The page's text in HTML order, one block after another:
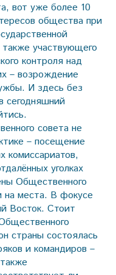
вот уже более 10
общества при
участвующего
контроля над
– возрождение
И здесь без
сегодняшний
совета не
– посещение
комиссариатов,
уголках
Общественного
места. В фокусе
Восток. Стоит
страны состоялась
и командиров –